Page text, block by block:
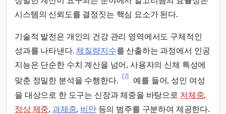
시스템의 신뢰도를 결정짓는 핵심 요소가 된다.
기술적 발전은 개인의 건강 관리 영역에서도 구체적인
성과를 나타낸다. 체질량지수를 산출하는 과정에서 인공
지능은 단순한 수치 계산을 넘어, 사용자의 신체 특성에
맞춘 정밀한 분석을 수행한다.
[2]
예를 들어, 성인 여성
을 대상으로 한 도구는 신장과 체중을 바탕으로 저체중,
정상 체중, 과체중, 비만등의 범주를 구분하여 제공한다.